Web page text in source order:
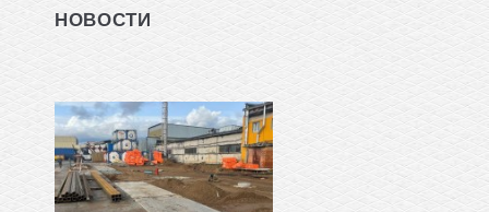
НОВОСТИ